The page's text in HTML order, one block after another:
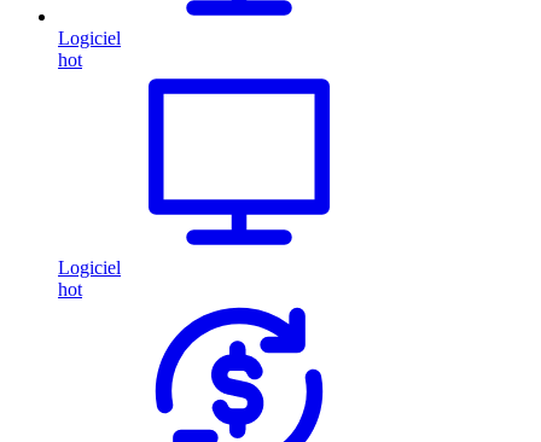
Logiciel
hot
Logiciel
hot